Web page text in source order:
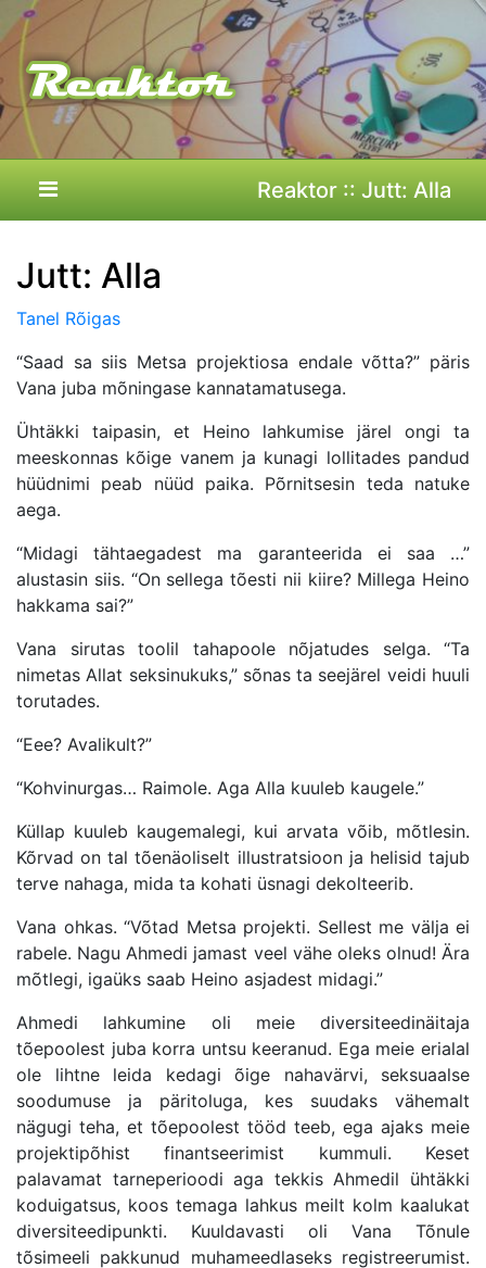
Reaktor :: Jutt: Alla
Jutt: Alla
Tanel Rõigas
“Saad sa siis Metsa projektiosa endale võtta?” päris
Vana juba mõningase kannatamatusega.
Ühtäkki taipasin, et Heino lahkumise järel ongita
meeskonnas kõige vanem ja kunagi lollitades pandud
hüüdnimi peab nüüd paika. Põrnitsesin teda natuke
aega.
“Midagi tähtaegadest ma garanteerida ei saa …”
alustasin siis. “On sellega tõesti nii kiire? Millega Heino
hakkama sai?”
Vana sirutas toolil tahapoole nõjatudes selga. “Ta
nimetas Allat seksinukuks,” sõnas ta seejärel veidi huuli
torutades.
“Eee? Avalikult?”
“Kohvinurgas… Raimole. Aga Alla kuuleb kaugele.”
Küllap kuuleb kaugemalegi, kui arvata võib, mõtlesin.
Kõrvad on tal tõenäoliselt illustratsioon ja helisid tajub
terve nahaga, mida ta kohati üsnagi dekolteerib.
Vana ohkas. “Võtad Metsa projekti. Sellest me välja ei
rabele. Nagu Ahmedi jamast veel vähe oleks olnud! Ära
mõtlegi, igaüks saab Heino asjadest midagi.”
Ahmedi lahkumine oli meie diversiteedinäitaja
tõepoolest juba korra untsu keeranud. Ega meie erialal
ole lihtne leida kedagi õige nahavärvi, seksuaalse
soodumuse ja päritoluga, kes suudaks vähemalt
nägugi teha, et tõepoolest tööd teeb, ega ajaks meie
projektipõhist finantseerimist kummuli. Keset
palavamat tarneperioodi aga tekkis Ahmedil ühtäkki
koduigatsus, koos temaga lahkus meilt kolm kaalukat
diversiteedipunkti. Kuuldavasti oli Vana Tõnule
tõsimeeli pakkunud muhameedlaseks registreerumist.